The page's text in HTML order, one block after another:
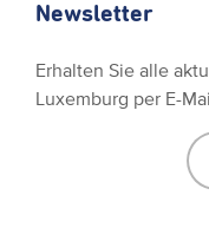
Newsletter
Erhalten Sie alle
Luxemburg per E-